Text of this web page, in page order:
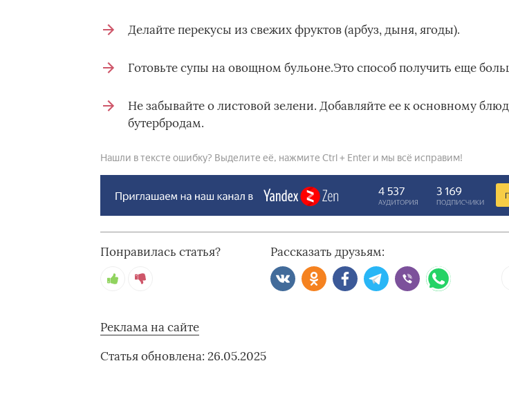
Делайте перекусы из свежих фруктов (арбуз, дыня, ягоды).
Готовьте супы на овощном бульоне.Это способ получить еще
Не забывайте о листовой зелени. Добавляйте ее к основному
бутербродам.
Нашли в тексте ошибку? Выделите её, нажмите Ctrl + Enter и мы всё исправим!
Понравилась статья? Рассказать друзьям:
Реклама на сайте
Статья обновлена: 26.05.2025